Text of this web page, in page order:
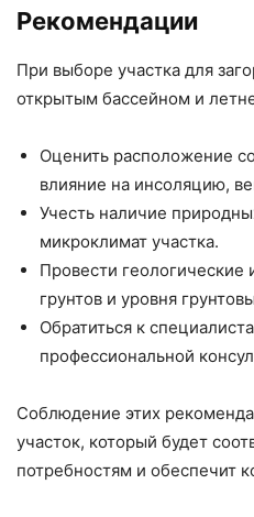
Рекомендации
При выборе участка для
открытым бассейном и
Оценить расположение
влияние на инсоляцию,
Учесть наличие
микроклимат участка.
Провести геологические
грунтов и уровня
Обратиться к
профессиональной
Соблюдение этих
участок, который будет
потребностям и обеспечит